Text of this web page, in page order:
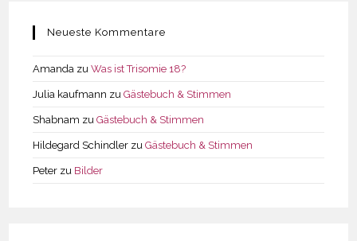
Neueste Kommentare
Amanda zuWas ist Trisomie 18?
Julia kaufmann zuGästebuch & Stimmen
Shabnam zuGästebuch & Stimmen
Hildegard Schindler zuGästebuch & Stimmen
Peter zu Bilder